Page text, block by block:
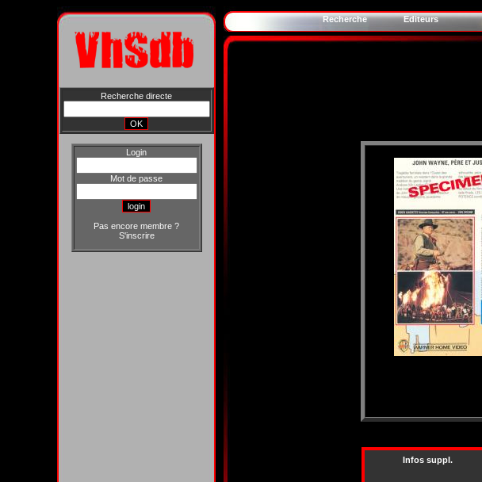
Recherche directe
Login
Mot de passe
Pas encore membre ?
S'inscrire
Recherche Editeurs
Infos suppl.